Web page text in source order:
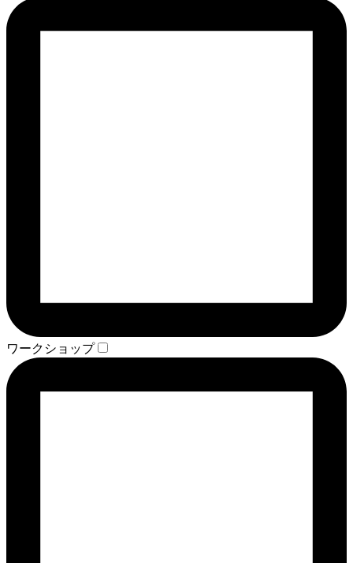
ワークショップ